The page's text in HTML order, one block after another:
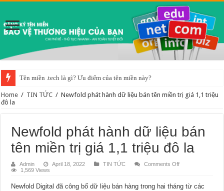
Tên miền .tech là gì? Ưu điểm của tên miền này?
Home / TIN TỨC / Newfold phát hành dữ liệu bán tên miền trị giá 1,1 triệu
đô la
Newfold phát hành dữ liệu bán
tên miền trị giá 1,1 triệu đô la
Admin April 18, 2022 TIN TỨC Comments Offon
dữ
1,569 Views
Newfold Digital đã công bố dữ liệu bán hàng trong hai tháng từ các